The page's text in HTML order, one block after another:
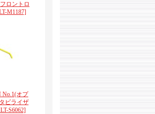
ロントロ
M1187]
No.1(オプ
ビライザ
S6062]